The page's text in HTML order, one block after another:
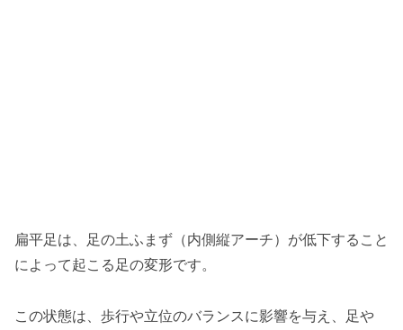
扁平足は、足の土ふまず（内側縦アーチ）が低下すること
によって起こる足の変形です。
この状態は、歩行や立位のバランスに影響を与え、足や